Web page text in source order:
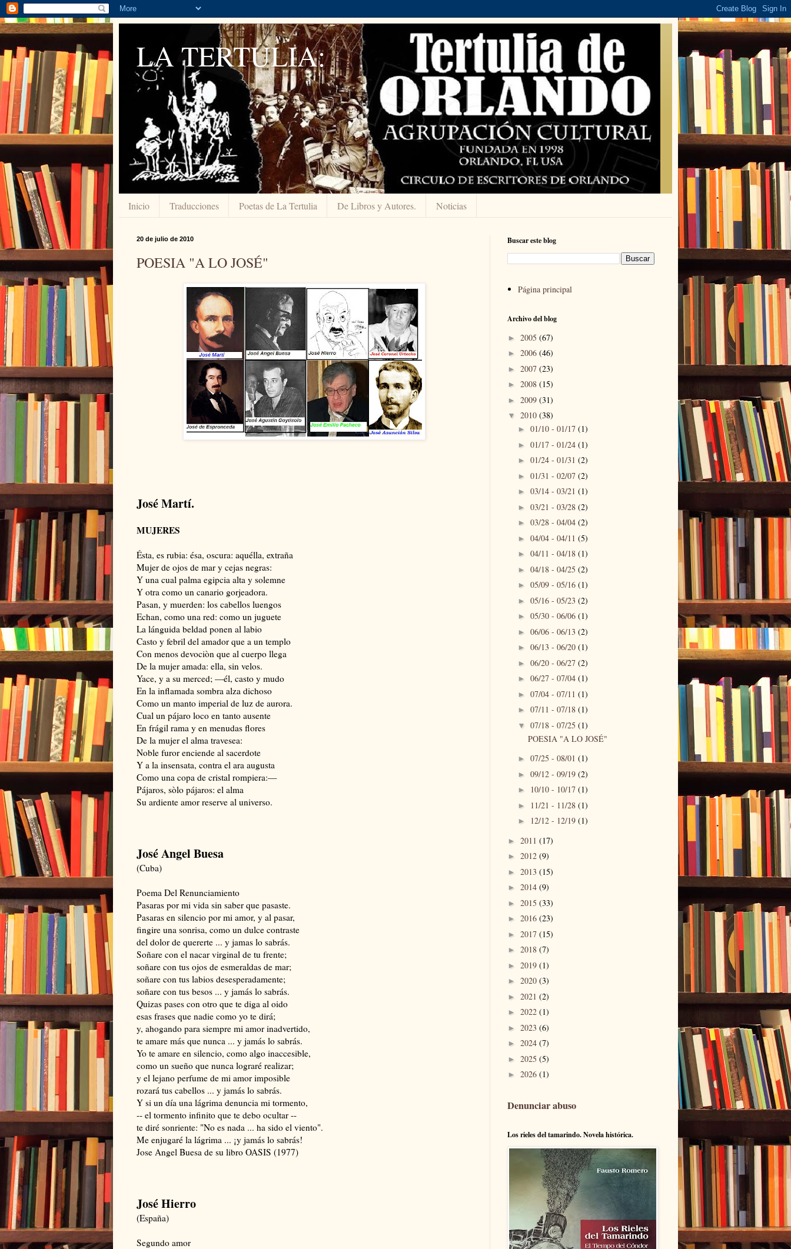
LA TERTULIA:
Inicio Traducciones Poetas de La Tertulia De Libros y Autores. Noticias
20 de julio de 2010
POESIA "A LO JOSÉ"
José Martí.
MUJERES
Ésta, es rubia: ésa, oscura: aquélla, extraña
Mujer de ojos de mar y cejas negras:
Y una cual palma egipcia alta y solemne
Y otra como un canario gorjeadora.
Pasan, y muerden: los cabellos luengos
Echan, como una red: como un juguete
La lánguida beldad ponen al labio
Casto y febril del amador que a un templo
Con menos devociòn que al cuerpo llega
De la mujer amada: ella, sin velos.
Yace, y a su merced; —él, casto y mudo
En la inflamada sombra alza dichoso
Como un manto imperial de luz de aurora.
Cual un pájaro loco en tanto ausente
En frágil rama y en menudas flores
De la mujer el alma travesea:
Noble furor enciende al sacerdote
Y a la insensata, contra el ara augusta
Como una copa de cristal rompiera:—
Pájaros, sòlo pájaros: el alma
Su ardiente amor reserve al universo.
José Angel Buesa
(Cuba)
Poema Del Renunciamiento
Pasaras por mi vida sin saber que pasaste.
Pasaras en silencio por mi amor, y al pasar,
fingire una sonrisa, como un dulce contraste
del dolor de quererte ... y jamas lo sabrás.
Soñare con el nacar virginal de tu frente;
soñare con tus ojos de esmeraldas de mar;
soñare con tus labios desesperadamente;
soñare con tus besos ... y jamás lo sabrás.
Quizas pases con otro que te diga al oido
esas frases que nadie como yo te dirá;
y, ahogando para siempre mi amor inadvertido,
te amare más que nunca ... y jamás lo sabrás.
Yo te amare en silencio, como algo inaccesible,
como un sueño que nunca lograré realizar;
y el lejano perfume de mi amor imposible
rozará tus cabellos ... y jamás lo sabrás.
Y si un día una lágrima denuncia mi tormento,
-- el tormento infinito que te debo ocultar --
te diré sonriente: "No es nada ... ha sido el viento".
Me enjugaré la lágrima ... ¡y jamás lo sabrás!
Jose Angel Buesa de su libro OASIS (1977)
José Hierro
(España)
Segundo amor
Buscar este blog
Página principal
Archivo del blog
► 2005 (67)
► 2006 (46)
► 2007 (23)
► 2008 (15)
► 2009 (31)
▼ 2010 (38)
► 01/10 - 01/17 (1)
► 01/17 - 01/24 (1)
► 01/24 - 01/31 (2)
► 01/31 - 02/07 (2)
► 03/14 - 03/21 (1)
► 03/21 - 03/28 (2)
► 03/28 - 04/04 (2)
► 04/04 - 04/11 (5)
► 04/11 - 04/18 (1)
► 04/18 - 04/25 (2)
► 05/09 - 05/16 (1)
► 05/16 - 05/23 (2)
► 05/30 - 06/06 (1)
► 06/06 - 06/13 (2)
► 06/13 - 06/20 (1)
► 06/20 - 06/27 (2)
► 06/27 - 07/04 (1)
► 07/04 - 07/11 (1)
► 07/11 - 07/18 (1)
▼ 07/18 - 07/25 (1)
POESIA "A LO JOSÉ"
► 07/25 - 08/01 (1)
► 09/12 - 09/19 (2)
► 10/10 - 10/17 (1)
► 11/21 - 11/28 (1)
► 12/12 - 12/19 (1)
► 2011 (17)
► 2012 (9)
► 2013 (15)
► 2014 (9)
► 2015 (33)
► 2016 (23)
► 2017 (15)
► 2018 (7)
► 2019 (1)
► 2020 (3)
► 2021 (2)
► 2022 (1)
► 2023 (6)
► 2024 (7)
► 2025 (5)
► 2026 (1)
Denunciar abuso
Los rieles del tamarindo. Novela histórica.